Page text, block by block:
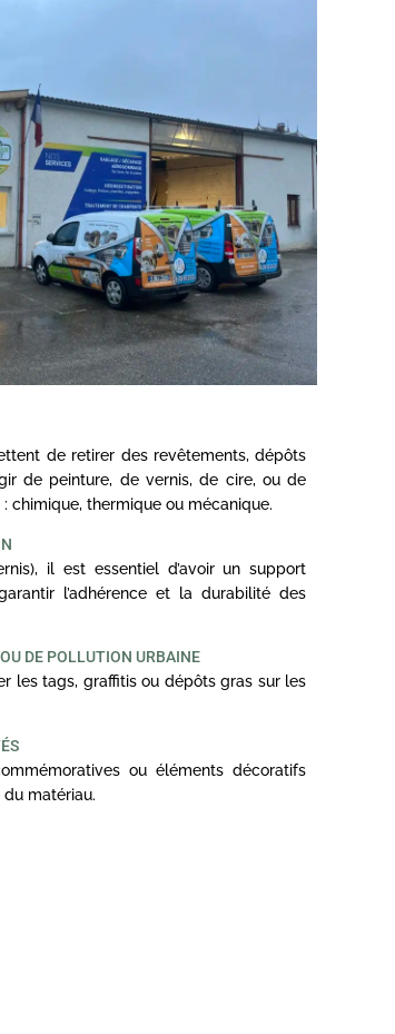
de retirer des revêtements, dépôts
de peinture, de vernis, de cire, ou de
chimique, thermique ou mécanique.
il est essentiel d’avoir un support
l’adhérence et la durabilité des
DE POLLUTION URBAINE
les tags, graffitis ou dépôts gras sur les
ou éléments décoratifs
matériau.